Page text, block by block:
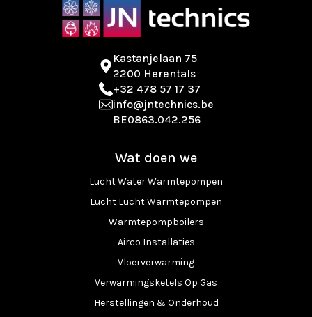
Kastanjelaan 75
2200 Herentals
+32 478 57 17 37
info@jntechnics.be
BE0863.042.256
Wat doen we
Lucht Water Warmtepompen
Lucht Lucht Warmtepompen
Warmtepompboilers
Airco Installaties
Vloerverwarming
Verwarmingsketels Op Gas
Herstellingen & Onderhoud